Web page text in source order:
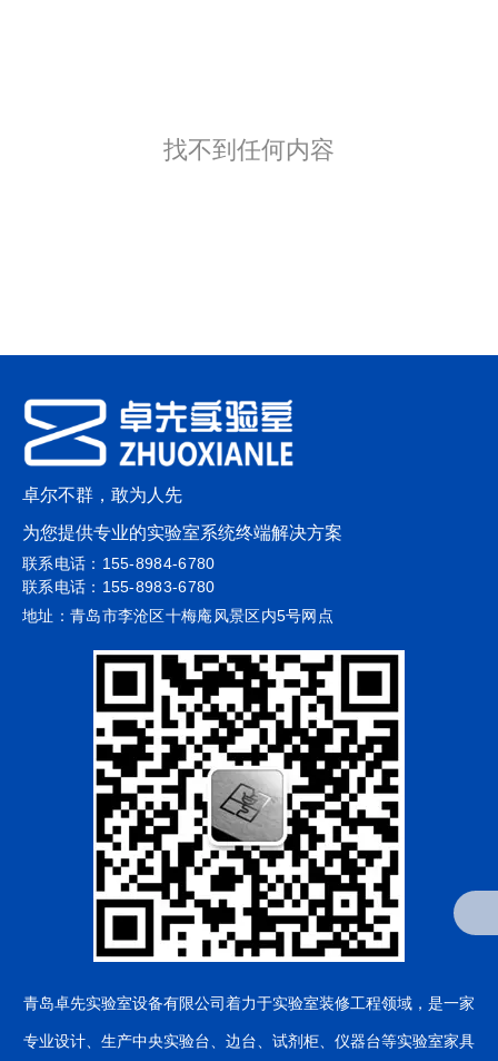
找不到任何内容
卓尔不群，敢为人先
为您提供专业的实验室系统终端解决方案
联系电话：155-8984-6780
联系电话：155-8983-6780
地址：青岛市李沧区十梅庵风景区内5号网点
青岛卓先实验室设备有限公司着力于实验室装修工程领域，是一家
专业设计、生产中央实验台、边台、试剂柜、仪器台等实验室家具